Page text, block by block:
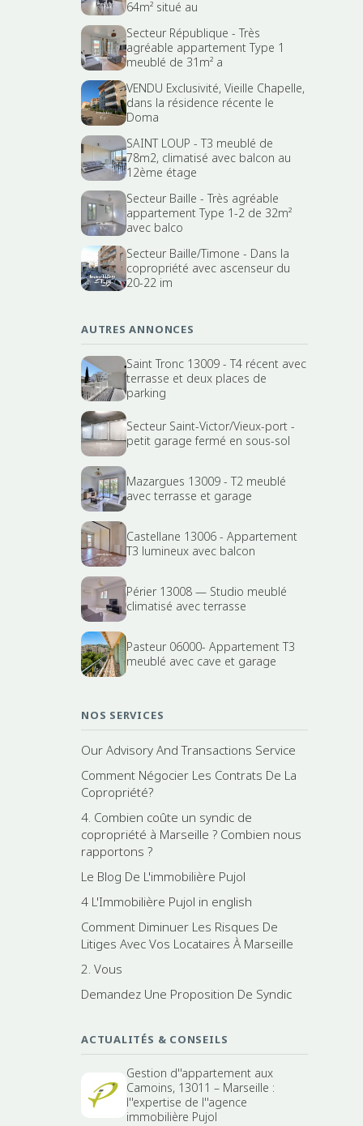
64m² situé au
Secteur République - Très
agréable appartement Type 1
meublé de 31m² a
VENDU Exclusivité, Vieille Chapelle,
dans la résidence récente le
Doma
SAINT LOUP - T3 meublé de
78m2, climatisé avec balcon au
12ème étage
Secteur Baille - Très agréable
appartement Type 1-2 de 32m²
avec balco
Secteur Baille/Timone - Dans la
copropriété avec ascenseur du
20-22 im
AUTRES ANNONCES
Saint Tronc 13009 - T4 récent avec
terrasse et deux places de
parking
Secteur Saint-Victor/Vieux-port -
petit garage fermé en sous-sol
Mazargues 13009 - T2 meublé
avec terrasse et garage
Castellane 13006 - Appartement
T3 lumineux avec balcon
Périer 13008 — Studio meublé
climatisé avec terrasse
Pasteur 06000- Appartement T3
meublé avec cave et garage
NOS SERVICES
Our Advisory And Transactions Service
Comment Négocier Les Contrats De La
Copropriété?
4. Combien coûte un syndic de
copropriété à Marseille ? Combien nous
rapportons ?
Le Blog De L'immobilière Pujol
4 L'Immobilière Pujol in english
Comment Diminuer Les Risques De
Litiges Avec Vos Locataires À Marseille
2. Vous
Demandez Une Proposition De Syndic
ACTUALITÉS & CONSEILS
Gestion d''appartement aux
Camoins, 13011 – Marseille :
l''expertise de l''agence
immobilière Pujol